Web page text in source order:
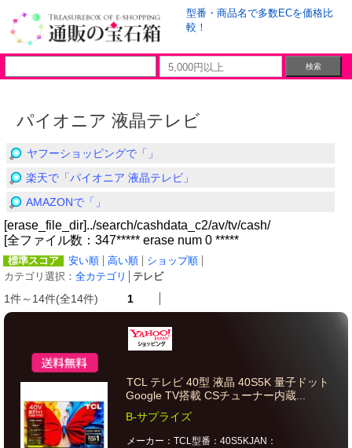
型番・商品名で多数ECを価格比
較！
パイオニア 液晶テレビ
ヤフーショッピングで「」
楽天で「パイオニア 液晶テレビ」
AMAZONで「」
[erase_file_dir]../search/cashdata_c2/av/tv/cash/
[全ファイル数：347***** erase num 0 *****
標準スコア 安い順 高い順
ショップ順
カテゴリ選択： 全カテゴリ テレビ
1件～14件(全14件) 1
TCL テレビ 40型 液晶 40S5K 量子ドット
Google TV搭載 CSチューナー内蔵...
B-サプライズ
メーカー：TCL型番：40S5KJAN：